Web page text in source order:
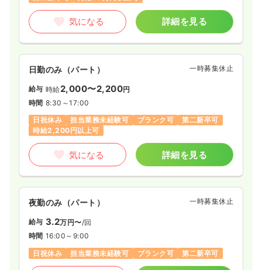
気になる 詳細を見る
日勤のみ（パート） 一時募集休止
給与 時給2,000〜2,200円
時間 8:30～17:00
日祝休み
担当業務未経験可 ブランク可
第二新卒可
時給2,200円以上可
気になる 詳細を見る
夜勤のみ（パート） 一時募集休止
給与 3.2万円〜/回
時間 16:00～9:00
日祝休み
担当業務未経験可 ブランク可 第二新卒可